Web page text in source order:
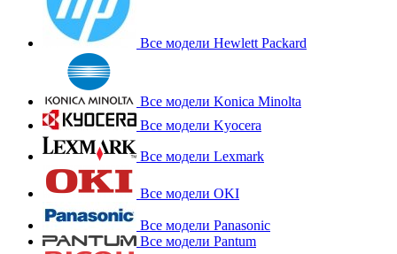
Все модели Hewlett Packard
Все модели Konica Minolta
Все модели Kyocera
Все модели Lexmark
Все модели OKI
Все модели Panasonic
Все модели Pantum